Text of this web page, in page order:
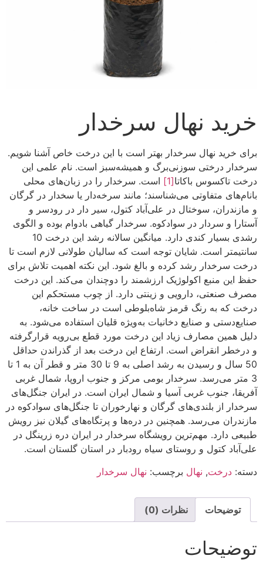
خرید نهال سرخدار
برای خرید نهال سرخدار بهتر است با این درخت خاص آشنا شویم.
سرخدار درختی سوزنی‌برگ و همیشه‌سبز است. نام علمی این
درخت تاکسوس باکاتا[1]
است. سرخدار را در زبان‌های محلی
بانام‌های متفاوتی می‌شناسند؛ مانند سرخه‌دار یا سخدار در گرگان
و مازندران، سوختال در علی‌آباد کتول، سیر دار در رودسر و
آستارا و سردار در سوادکوه. سرخدار گیاهی بادوام بوده و الگوی
رشدی بسیار کندی دارد. میانگین سالانه رشد این درخت 10
سانتیمتر است. شایان توجه است که سالیان طولانی لازم است تا
درخت سرخدار رشد کرده و بالغ شود. این نکته اهمیت تلاش برای
حفظ این منبع اکولوژیک ارزشمند را دوچندان می‌کند. این درخت
مصرف صنعتی، دارویی و زینتی دارد. از چوب مستحکم این
درخت که به رنگ قرمز شاه‌بلوطی است در ساخت خانه،
صنایع‌دستی و صنایع دخانیات به‌ویژه قلیان استفاده می‌شود. به
دلیل همین مصارف زیاد این درخت مورد قطع بی‌رویه قرارگرفته
و درخطر انقراض است. ارتفاع این درخت بعد از گذراندن حداقل
50 سال و رسیدن به رشد اصلی به 9 تا 30 متر و قطر آن به 1 تا
3 متر می‌رسد. سرخدار بومی مرکز و جنوب اروپا، شمال غربی
آفریقا، جنوب غربی آسیا و شمال ایران است. در ایران جنگل‌های
سرخدار از بلندی‌های گرگان و نهارخوران تا جنگل‌های سوادکوه در
مازندران می‌رسد. همچنین در دره‌ها و پرتگاه‌های گیلان نیز رویش
طبیعی دارد. مهم‌ترین رویشگاه سرخدار در ایران دره زرینگل در
علی‌آباد کتول و روستای سیاه رودبار در استان گلستان است.
دسته: درخت, نهال برچسب: نهال سرخدار
توضیحات نظرات (0)
توضیحات